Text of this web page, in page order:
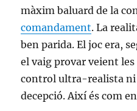
màxim baluard de la
comandament. La
ben parida. El joc era,
el vaig provar veient
control ultra-realista ni
decepció. Així és com